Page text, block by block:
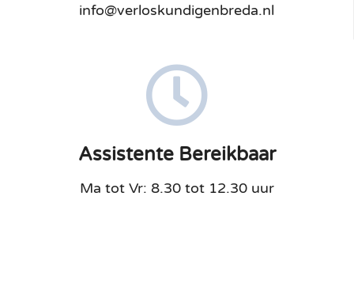
info@verloskundigenbreda.nl
Assistente Bereikbaar
Ma tot Vr: 8.30 tot 12.30 uur